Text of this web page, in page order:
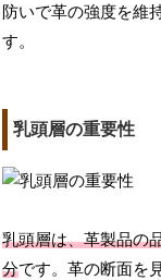
防いで革の強度を維
す。
乳頭層の重要性
乳頭層は、革製品の
分です。革の断面を